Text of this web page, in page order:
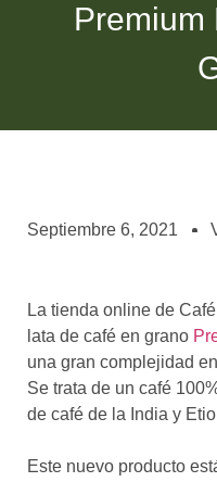
de fórum
asociados
el café siempre tiene
algo nuevo que
enseñarnos
BOLSA DE
¡te imaginas vivir de tu pasión
Premium
Septiembre 6, 2021
La tienda online de
lata de café en grano
una gran complejidad
Se trata de un café
de café de la India y
Este nuevo producto